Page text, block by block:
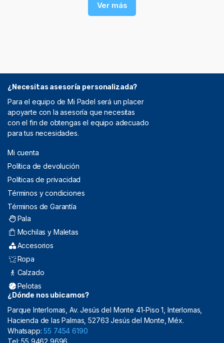
Ver más
¿Necesitas asesoría personalizada?
Para el equipo de Mi Padel será un placer
apoyarte con la asesoría que necesitas
con el fin de obtengas el equipo adecuado
para tus necesidades.
Mi cuenta
Política de devolución
Políticas de privacidad
Términos y condiciones
Términos de Garantía
Pala
Mochilas y Maletas
Accesorios
Ropa
Calzado
Pelotas
¿Dónde nos ubicamos?
Parque Interlomas, Av. Jesús del Monte 41-Piso 1, Interlomas,
Hacienda de las Palmas, 52763 Jesús del Monte, Méx.
Whatsapp:55 7454 6190
Tel: 55 9462 9696